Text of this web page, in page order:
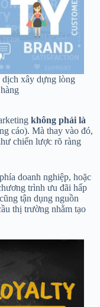
xây dựng lòng
không phải là
cáo). Mà thay vào đó,
chiến lược rõ ràng
doanh nghiệp, hoặc
trình ưu đãi hấp
tận dụng nguồn
thị trường nhằm tạo